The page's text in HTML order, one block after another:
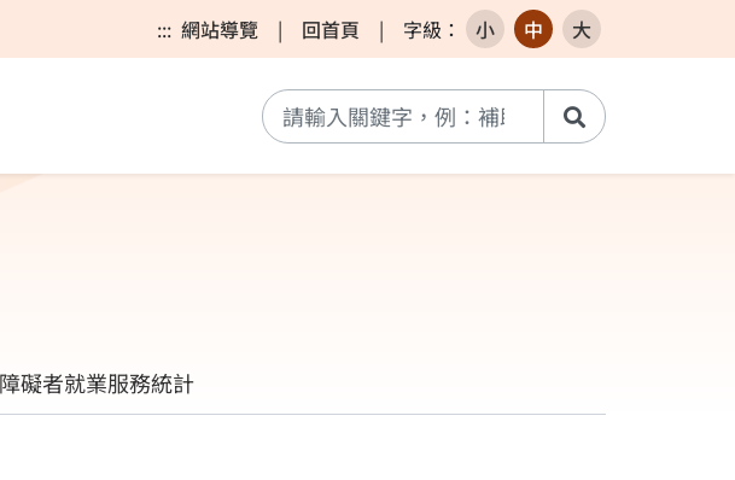
::: 網站導覽 | 回首頁 | 字級 ： 小 中 大
搜尋
礙者就業服務統計